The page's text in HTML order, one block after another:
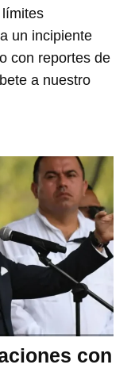
un incipiente
con reportes de
a nuestro
con